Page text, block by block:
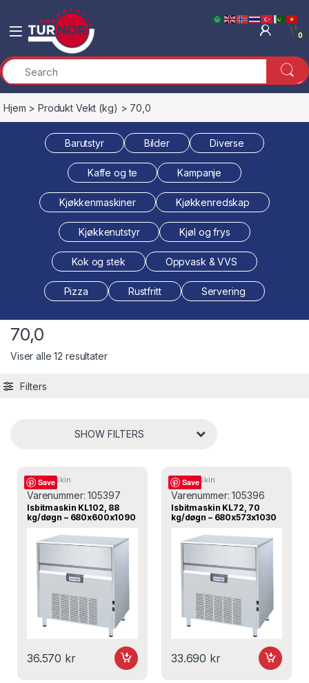
Skip to navigation
Skip to content
0
Hjem > Produkt Vekt (kg) > 70,0
Barutstyr Bilder Diverse
Kaffe og te Kampanje
Kjøkkenmaskiner Kjøkkenredskap
Kjøkkenutstyr Kjøl og frys
Kok og stek Oppvask & VVS
Pizza Rustfritt Servering
70,0
Viser alle 12 resultater
Filters
SHOW FILTERS
Save
Isbitmaskin
Varenummer:105397
Isbitmaskin KL102, 88
kg/døgn – 680x600x1090
36.570 kr
Save
Isbitmaskin
Varenummer:105396
Isbitmaskin KL72, 70
kg/døgn – 680x573x1030
33.690 kr